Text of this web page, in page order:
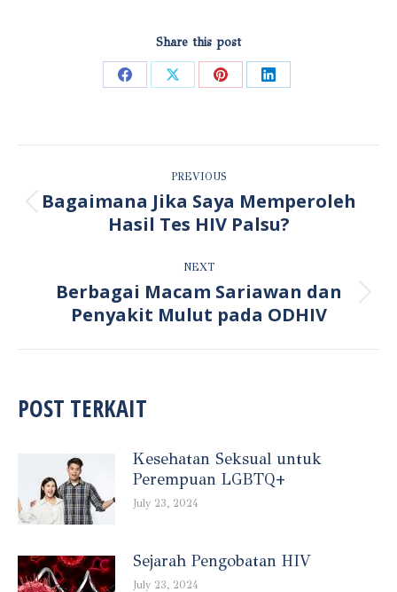
Share this post
Share Share Share Share
NAVIGATION PREVIOUS
Previous
post:
Bagaimana Jika Saya Memperoleh
Hasil Tes HIV Palsu?
NEXT
Next
post:
Berbagai Macam Sariawan dan
Penyakit Mulut pada ODHIV
POST TERKAIT
Kesehatan Seksual untuk
Perempuan LGBTQ+
July 23, 2024
Sejarah Pengobatan HIV
July 23, 2024